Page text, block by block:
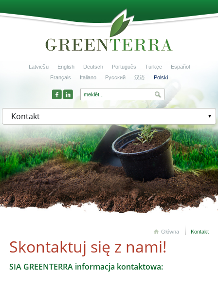
Latviešu English Deutsch Português Türkçe
Español
Français
Italiano Русский 汉语 Polski
Kontakt
Główna Kontakt
Skontaktuj się z nami!
SIA GREENTERRA informacja kontaktowa: